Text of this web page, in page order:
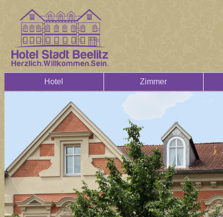
Hotel Zimmer